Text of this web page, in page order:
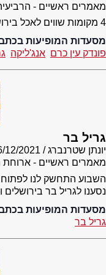
מאמרים ראשיים -
4 מקומות שווים לאכל בירושלים
מסעדות המופיעות
פונדק עין כרם אנג'ליקה
גריל בר
יונתן שטרנברג
12/2021
מאמרים ראשיים - ארוחת
השבוע התחשק לנו לפתוח
נסענו לגריל בר בירושלים
מסעדות המופיעות
גריל בר